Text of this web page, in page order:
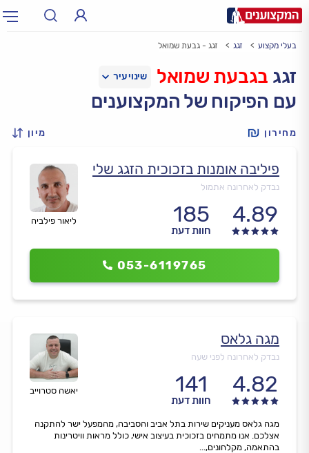
עירעיר: תל אביב, חיפה…
בעלי מקצוע זגג זגג - גבעת שמואל
זגג בגבעת שמואל
עם הפיקוח של המקצוענים
מחירון מיון
ליאור פילביה
פיליבה אומנות בזכוכית הזגג שלי
נבדק לאחרונה אתמול
4.89
185
חוות דעת
053-6119765
יאשה סטרוייב
מגה גלאס
נבדק לאחרונה לפני שעה
4.82
141
חוות דעת
מגה גלאס מעניקים שירות בתל אביב והסביבה, מהמפעל ישר להתקנה
אצלכם. אנו מתמחים בזכוכית בעיצוב אישי, כולל מראות וויטרינות
בהתאמה, מקלחונים,...